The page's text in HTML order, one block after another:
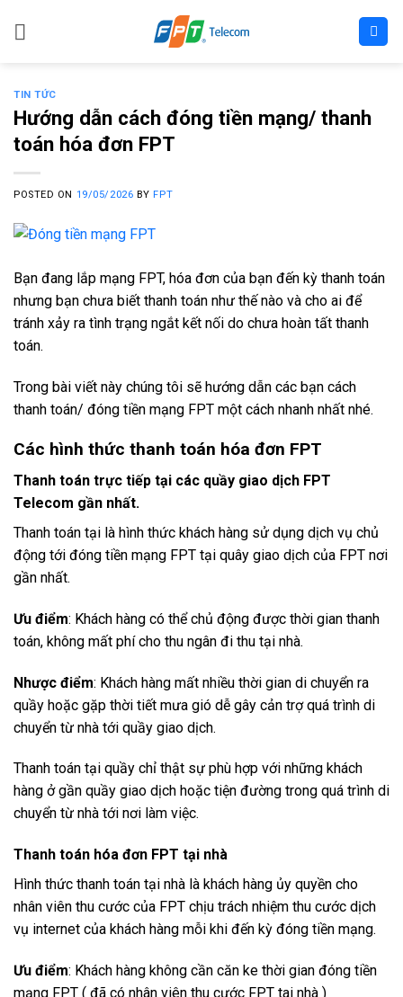
TIN TỨC
Hướng dẫn cách đóng tiền mạng/ thanh
toán hóa đơn FPT
POSTED ON 19/05/2026 BY FPT
Bạn đang lắp mạng FPT, hóa đơn của bạn đến kỳ thanh toán
nhưng bạn chưa biết thanh toán như thế nào và cho ai để
tránh xảy ra tình trạng ngắt kết nối do chưa hoàn tất thanh
toán.
Trong bài viết này chúng tôi sẽ hướng dẫn các bạn cách
thanh toán/ đóng tiền mạng FPT một cách nhanh nhất nhé.
Các hình thức thanh toán hóa đơn FPT
Thanh toán trực tiếp tại các quầy giao dịch FPT
Telecom gần nhất.
Thanh toán tại là hình thức khách hàng sử dụng dịch vụ chủ
động tới đóng tiền mạng FPT tại quây giao dịch của FPT nơi
gần nhất.
Ưu điểm: Khách hàng có thể chủ động được thời gian thanh
toán, không mất phí cho thu ngân đi thu tại nhà.
Nhược điểm: Khách hàng mất nhiều thời gian di chuyển ra
quầy hoặc gặp thời tiết mưa gió dễ gây cản trợ quá trình di
chuyển từ nhà tới quầy giao dịch.
Thanh toán tại quầy chỉ thật sự phù hợp với những khách
hàng ở gần quầy giao dịch hoặc tiện đường trong quá trình di
chuyển từ nhà tới nơi làm việc.
Thanh toán hóa đơn FPT tại nhà
Hình thức thanh toán tại nhà là khách hàng ủy quyền cho
nhân viên thu cước của FPT chịu trách nhiệm thu cước dịch
vụ internet của khách hàng mỗi khi đến kỳ đóng tiền mạng.
Ưu điểm: Khách hàng không cần căn ke thời gian đóng tiền
mạng FPT ( đã có nhân viên thu cước FPT tai nhà )